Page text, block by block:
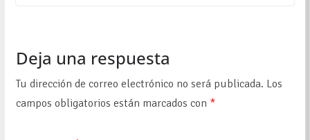
Deja una respuesta
Tu dirección de correo electrónico no será publicada. Los
campos obligatorios están marcados con *